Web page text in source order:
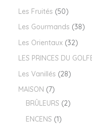
Les Fruités 50
Les Gourmands 38
Les Orientaux 32
LES PRINCES DU
Les Vanillés 28
MAISON 7
BRÛLEURS 2
ENCENS 1